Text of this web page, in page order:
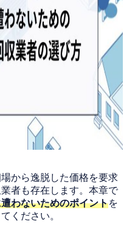
から逸脱した価格を要求
者も存在します。本章で
わないためのポイントを
ください。